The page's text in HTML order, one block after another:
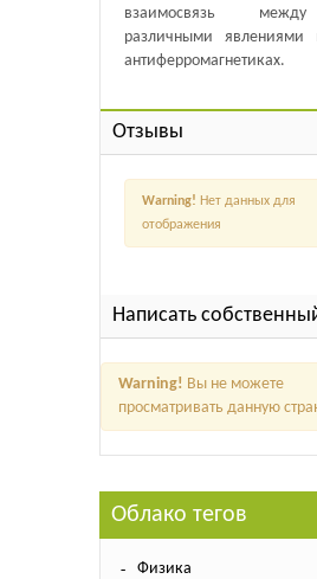
взаимосвязь
различными
антиферромагнетиках.
Отзывы
Warning! Нет данных для
отображения
Написать
Warning! Вы не можете
просматривать данную
Облако тегов
Физика